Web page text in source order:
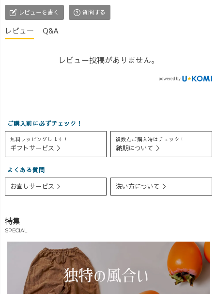
レビューを書く 質問する
レビュー Q&A
レビュー投稿がありません。
ご購入前に必ずチェック！
無料ラッピングします！
ギフトサービス ＞
複数点ご購入時はチェック！
納期について ＞
よくある質問
お直しサービス ＞ 洗い方について ＞
特集
SPECIAL